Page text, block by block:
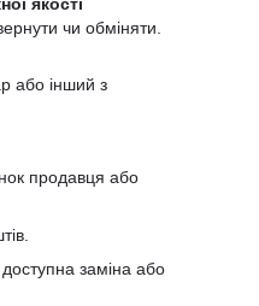
чи обміняти.
або інший з
продавця або
заміна або